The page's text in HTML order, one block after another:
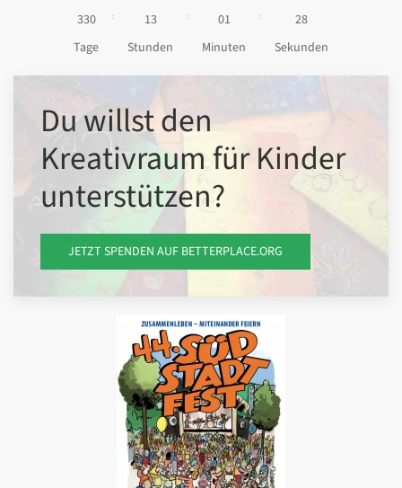
330
Tage
: 13
Stunden
: 01
Minuten
: 27
Sekunden
Du willst den
Kreativraum für Kinder
unterstützen?
JETZT SPENDEN AUF BETTERPLACE.ORG